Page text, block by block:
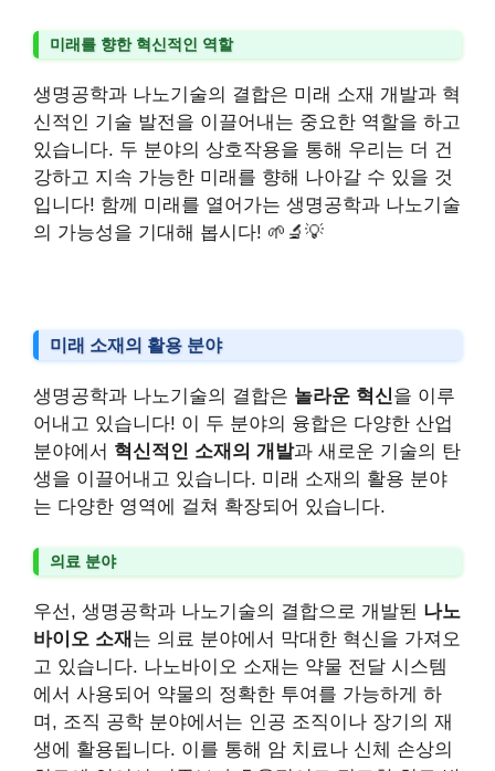
미래를 향한 혁신적인 역할
생명공학과 나노기술의 결합은 미래 소재 개발과 혁
신적인 기술 발전을 이끌어내는 중요한 역할을 하고
있습니다. 두 분야의 상호작용을 통해 우리는 더 건
강하고 지속 가능한 미래를 향해 나아갈 수 있을 것
입니다! 함께 미래를 열어가는 생명공학과 나노기술
의 가능성을 기대해 봅시다! 🌱🔬💡
미래 소재의 활용 분야
생명공학과 나노기술의 결합은 놀라운 혁신을 이루
어내고 있습니다! 이 두 분야의 융합은 다양한 산업
분야에서 혁신적인 소재의 개발과 새로운 기술의 탄
생을 이끌어내고 있습니다. 미래 소재의 활용 분야
는 다양한 영역에 걸쳐 확장되어 있습니다.
의료 분야
우선, 생명공학과 나노기술의 결합으로 개발된 나노
바이오 소재 는 의료 분야에서 막대한 혁신을 가져오
고 있습니다. 나노바이오 소재는 약물 전달 시스템
에서 사용되어 약물의 정확한 투여를 가능하게 하
며, 조직 공학 분야에서는 인공 조직이나 장기의 재
생에 활용됩니다. 이를 통해 암 치료나 신체 손상의